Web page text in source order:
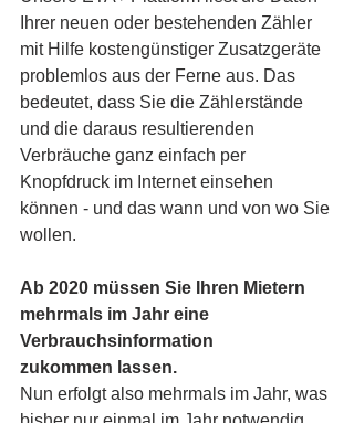
Ihrer neuen oder bestehenden Zähler
mit Hilfe kostengünstiger Zusatzgeräte
problemlos aus der Ferne aus. Das
bedeutet, dass Sie die Zählerstände
und die daraus resultierenden
Verbräuche ganz einfach per
Knopfdruck im Internet einsehen
können - und das wann und von wo Sie
wollen.
Ab 2020 müssen Sie Ihren Mietern
mehrmals im Jahr eine
Verbrauchsinformation
zukommen lassen.
Nun erfolgt also mehrmals im Jahr, was